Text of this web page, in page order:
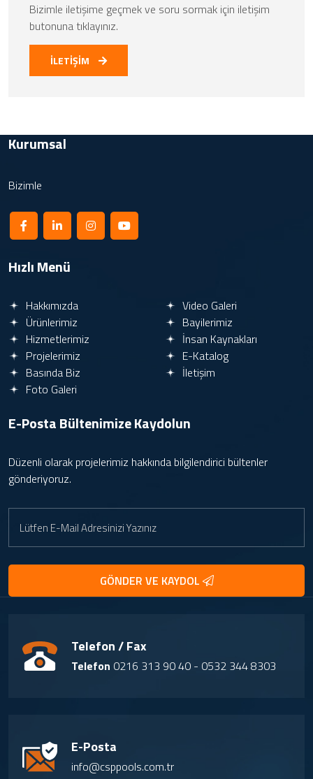
Bizimle iletişime geçmek ve soru sormak için iletişim
butonuna tıklayınız.
İLETİŞİM
Kurumsal
Bizimle
Hızlı Menü
Hakkımızda
Ürünlerimiz
Hizmetlerimiz
Projelerimiz
Basında Biz
Foto Galeri
Video Galeri
Bayilerimiz
İnsan Kaynakları
E-Katalog
İletişim
E-Posta BültenimizeKaydolun
Düzenli olarak projelerimiz hakkında bilgilendirici bültenler
gönderiyoruz.
GÖNDER VE KAYDOL
Telefon / Fax
Telefon 0216 313 90 40 - 0532 344 8303
E-Posta
info@csppools.com.tr